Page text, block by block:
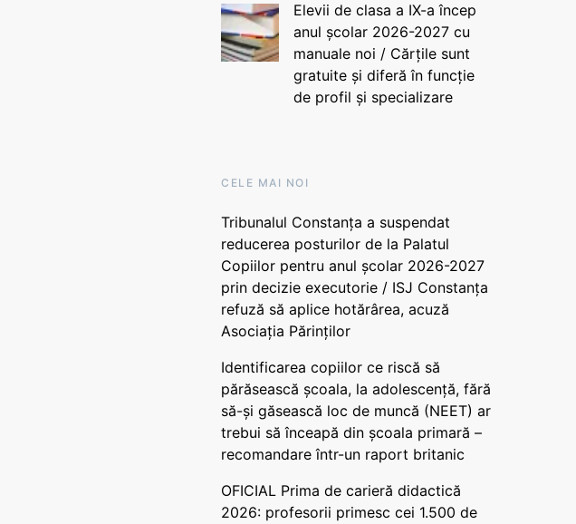
Elevii de clasa a IX-a încep
anul școlar 2026-2027 cu
manuale noi / Cărțile sunt
gratuite și diferă în funcție
de profil și specializare
CELE MAI NOI
Tribunalul Constanța a suspendat
reducerea posturilor de la Palatul
Copiilor pentru anul școlar 2026-2027
prin decizie executorie / ISJ Constanța
refuză să aplice hotărârea, acuză
Asociația Părinților
Identificarea copiilor ce riscă să
părăsească școala, la adolescență, fără
să-și găsească loc de muncă (NEET) ar
trebui să înceapă din școala primară –
recomandare într-un raport britanic
OFICIAL Prima de carieră didactică
2026: profesorii primesc cei 1.500 de